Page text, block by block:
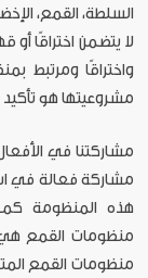
السلطة، القمع،
لا يتضمن اختراقًا
واختراقًا ومرتبط
مشروعيتها هو
مشاركتنا في
مشاركة فعالة في
هذه المنظومة
منظومات القمع هي
منظومات القمع